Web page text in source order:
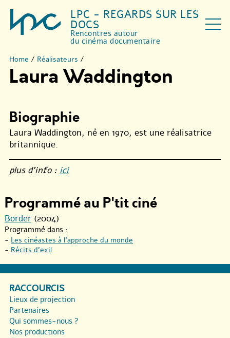
LPC - REGARDS SUR LES
DOCS
Rencontres autour
du cinéma documentaire
Home / Réalisateurs /
Laura Waddington
Biographie
Laura Waddington, né en 1970, est une réalisatrice
britannique.
plus d’info : ici
Programmé au P'tit ciné
Border (2004)
Programmé dans :
- Les cinéastes à l’approche du monde
- Récits d’exil
RACCOURCIS
Lieux de projection
Partenaires
Qui sommes-nous ?
Nos productions